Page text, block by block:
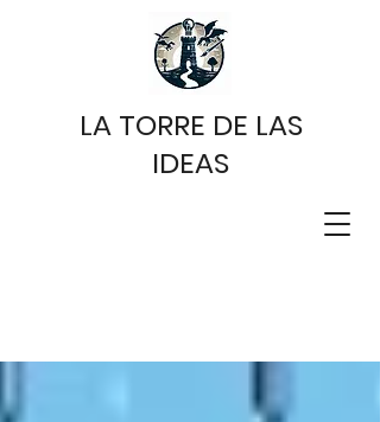
LA TORRE DE LAS
IDEAS